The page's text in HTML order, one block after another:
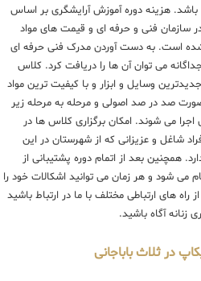
هزینه دوره آموزش آرایشگری بر اساس
فنی و حرفه ای و قیمت های مواد
است. به دست آوردن مدرک فنی حرفه ای
می توان آن ها را دریافت کرد. کلاس
وسایل و ابزار و با کیفیت ترین مواد
صد در صد اصولی و مرحله به مرحله زیر
می شوند. امکان برگزاری کلاس ها در
شاغل و عزیزانی که از شهرستان در این
بعد از اتمام دوره پشتیبانی از
شود و هر زمان می توانید اشکالات خود را
راه های ارتباطی مختلف با ما در ارتباط باشید
آگاه باشید.
در ثلاث باباجانی